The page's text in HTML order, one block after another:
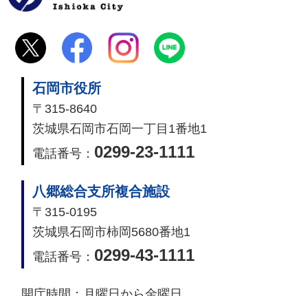
石岡市役所
〒315-8640
茨城県石岡市石岡一丁目1番地1
電話番号： 0299-23-1111
八郷総合支所複合施設
〒315-0195
茨城県石岡市柿岡5680番地1
電話番号： 0299-43-1111